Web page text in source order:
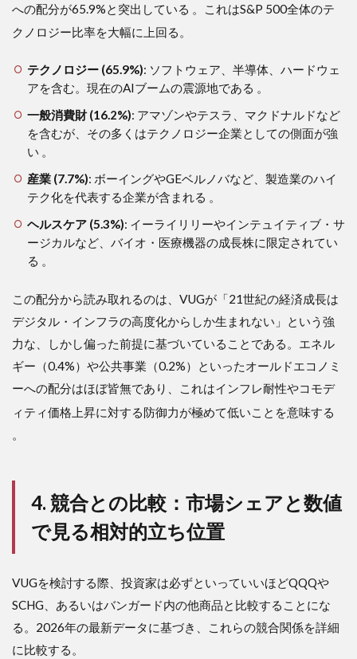
への配分が65.9%と突出している 。これはS&P 500全体のテ
クノロジー比率を大幅に上回る。
テクノロジー (65.9%): ソフトウェア、半導体、ハードウェ
アを含む。現在のAIブームの震源地である 。
一般消費財 (16.2%): アマゾンやテスラ、マクドナルドなど
を含むが、その多くはテクノロジー企業としての側面が強
い 。
産業 (7.7%): ボーイングやGEベルノバなど、製造業のハイ
テク化を代表する企業が含まれる 。
ヘルスケア (5.3%): イーライリリーやインテュイティブ・サ
ージカルなど、バイオ・医療機器の成長株に限定されてい
る 。
この配分から読み取れるのは、VUGが「21世紀の経済成長は
デジタル・インフラの高度化からしか生まれない」という強
力な、しかし偏った前提に基づいていることである。エネル
ギー（0.4%）や公共事業（0.2%）といったオールドエコノミ
ーへの配分はほぼ皆無であり、これはインフレ耐性やコモデ
ィティ価格上昇に対する防御力が極めて低いことを意味する
。
4. 競合との比較：市場シェアと数値
で見る相対的立ち位置
VUGを検討する際、投資家は必ずといっていいほどQQQや
SCHG、あるいはバンガード内の他商品と比較することにな
る。2026年の最新データに基づき、これらの競合関係を詳細
に比較する。